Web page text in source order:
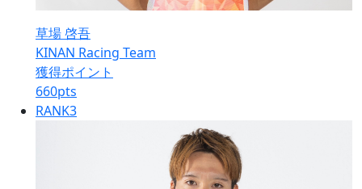
草場 啓吾
KINAN Racing Team
獲得ポイント
660pts
RANK3